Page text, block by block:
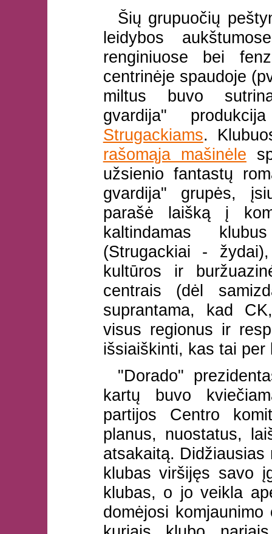
Šių grupuočių
leidybos
renginiuose bei
centrinėje spaudoje
miltus buvo
gvardija"
Strugackiams.
rašomąja mašinėle
užsienio fantastų
gvardija" grupės,
parašė laišką į
kaltindamas
(Strugackiai -
kultūros ir
centrais (dėl
suprantama, kad
visus regionus ir
išsiaiškinti, kas tai
"Dorado"
kartų buvo
partijos Centro
planus, nuostatus,
atsakaitą.
klubas viršijęs savo
klubas, o jo veikla
domėjosi